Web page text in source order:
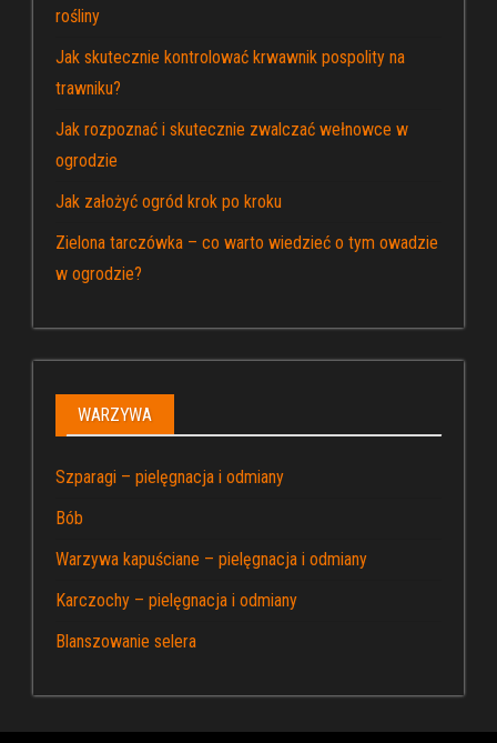
rośliny
Jak skutecznie kontrolować krwawnik pospolity na
trawniku?
Jak rozpoznać i skutecznie zwalczać wełnowce w
ogrodzie
Jak założyć ogród krok po kroku
Zielona tarczówka – co warto wiedzieć o tym owadzie
w ogrodzie?
WARZYWA
Szparagi – pielęgnacja i odmiany
Bób
Warzywa kapuściane – pielęgnacja i odmiany
Karczochy – pielęgnacja i odmiany
Blanszowanie selera